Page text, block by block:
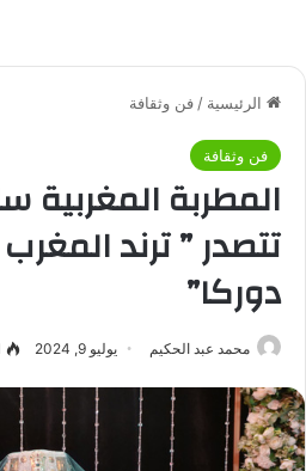
الرئيسية / فن وثقافة
فن وثقافة
المطربة
تتصدر ” ترند
دوركا”
محمد عبد الحكيم يوليو 9, 2024